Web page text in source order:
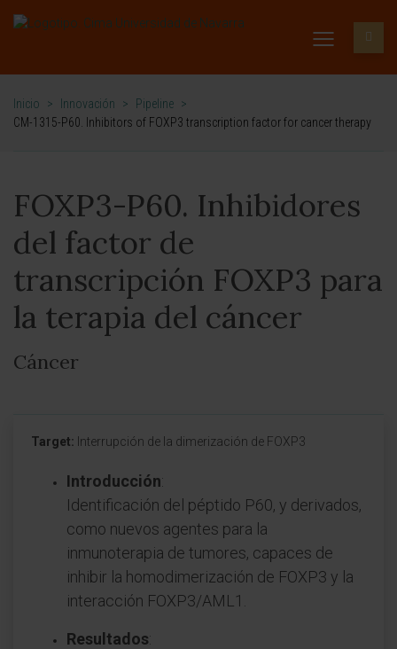
Inicio > Innovación > Pipeline >
CM-1315-P60. Inhibitors of FOXP3 transcription factor for cancer therapy
FOXP3-P60. Inhibidores
del factor de
transcripción FOXP3 para
la terapia del cáncer
Cáncer
Target: Interrupción de la dimerización de FOXP3
Introducción:
Identificación del péptido P60, y derivados,
como nuevos agentes para la
inmunoterapia de tumores, capaces de
inhibir la homodimerización de FOXP3 y la
interacción FOXP3/AML1.
Resultados: